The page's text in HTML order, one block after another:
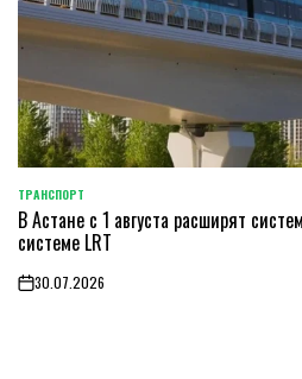
POSTED
IN
ТРАНСПОРТ
В Астане с 1 августа расширят
системе LRT
on30.07.2026